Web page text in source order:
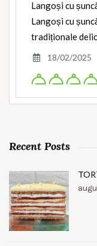
Langoși cu
Langoși cu
tradiționale
18/02/2025
Recent Posts